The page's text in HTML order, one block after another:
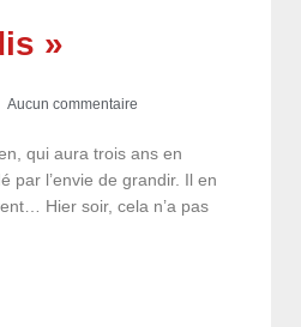
»
Aucun commentaire
qui aura trois ans en
par l’envie de grandir. Il en
Hier soir, cela n’a pas